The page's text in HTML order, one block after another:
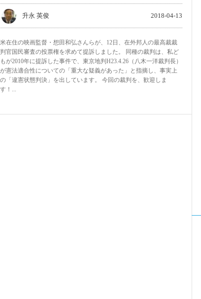
升永 英俊 2018-04-13
米在住の映画監督・想田和弘さんらが、12日、在外邦人の最高裁裁
判官国民審査の投票権を求めて提訴しました。 同種の裁判は、私ど
もが2010年に提訴した事件で、東京地判H23.4.26（八木一洋裁判長）
が憲法適合性についての「重大な疑義があった」と指摘し、事実上
の「違憲状態判決」を出しています。 今回の裁判を、歓迎しま
す！...